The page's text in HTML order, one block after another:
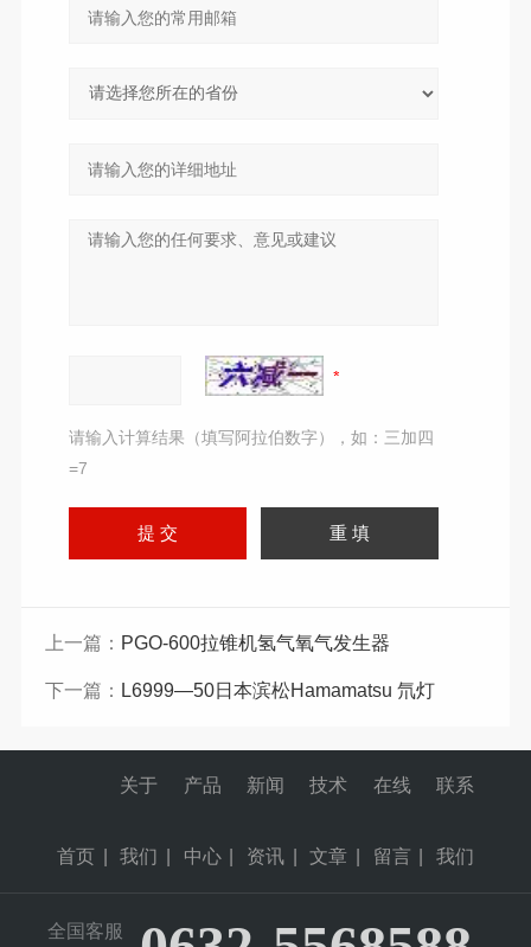
请输入计算结果（填写阿拉伯数字），如：三加四
=7
上一篇： PGO-600拉锥机氢气氧气发生器
下一篇： L6999—50日本滨松Hamamatsu 氘灯
首页
关于
我们
产品
中心
新闻
资讯
技术
文章
在线
留言
联系
我们
全国客服